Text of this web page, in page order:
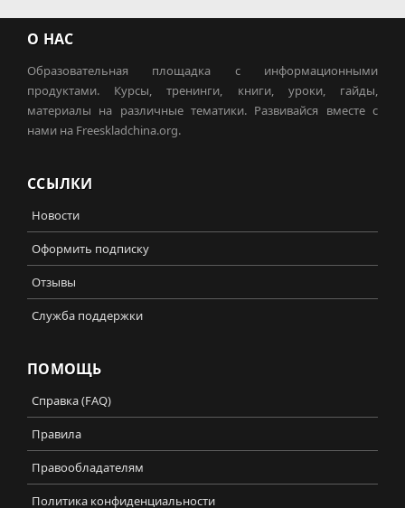
О НАС
Образовательная площадка с информационными
продуктами. Курсы, тренинги, книги, уроки, гайды,
материалы на различные тематики. Развивайся вместе с
нами на Freeskladchina.org.
ССЫЛКИ
Новости
Оформить подписку
Отзывы
Служба поддержки
ПОМОЩЬ
Справка (FAQ)
Правила
Правообладателям
Политика конфиденциальности